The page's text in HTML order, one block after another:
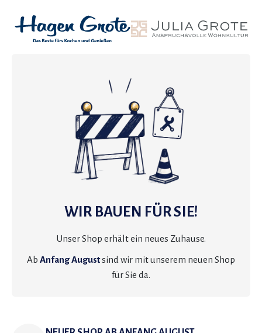
WIR BAUEN FÜR SIE!
Unser Shop erhält ein neues Zuhause.
Ab Anfang Augustsind wir mit unserem neuen Shop
für Sie da.